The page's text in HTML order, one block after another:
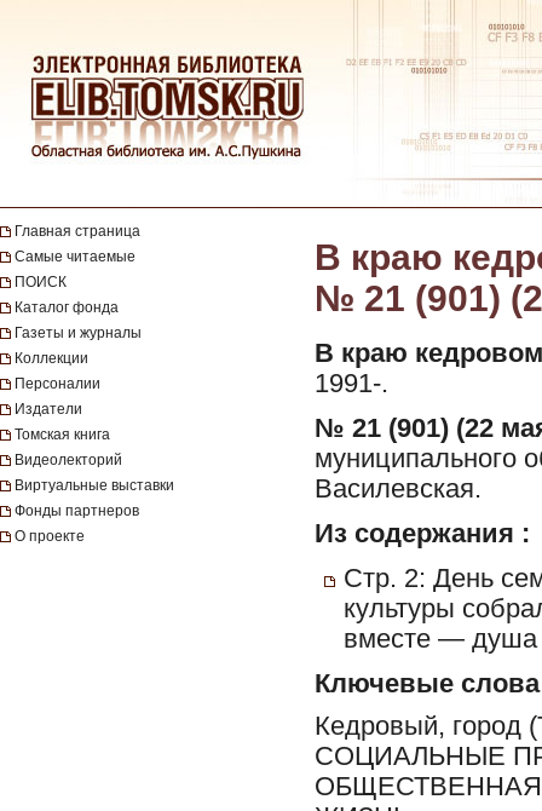
Главная страница
Самые читаемые
ПОИСК
Каталог фонда
Газеты и журналы
Коллекции
Персоналии
Издатели
Томская книга
Видеолекторий
Виртуальные выставки
Фонды партнеров
О проекте
В краю
№ 21 (901)
В краю
1991-.
№ 21 (901) (22
муниципального
Василевская.
Из содержания :
Стр. 2: День
культуры
вместе — душа
Ключевые слова
Кедровый,
СОЦИАЛЬНЫЕ